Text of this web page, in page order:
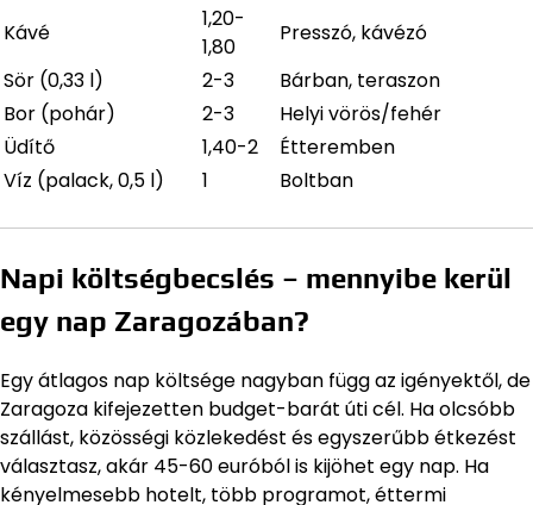
Kávé
1,20-
1,80
Presszó, kávézó
Sör (0,33 l)
2-3
Bárban, teraszon
Bor (pohár)
2-3
Helyi vörös/fehér
Üdítő
1,40-2
Étteremben
Víz (palack, 0,5 l)
1 Boltban
Napi költségbecslés – mennyibe kerül
egy nap Zaragozában?
Egy átlagos nap költsége nagyban függ az igényektől, de
Zaragoza kifejezetten budget-barát úti cél. Ha olcsóbb
szállást, közösségi közlekedést és egyszerűbb étkezést
választasz, akár 45-60 euróból is kijöhet egy nap. Ha
kényelmesebb hotelt, több programot, éttermi